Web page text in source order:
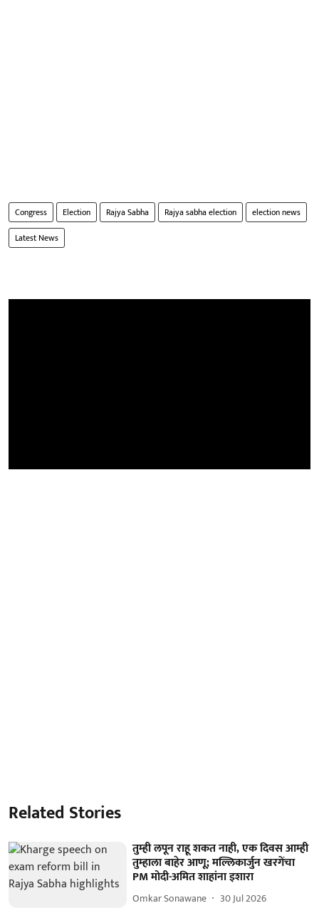
Congress Election Rajya Sabha Rajya sabha election
election news
Latest News
Related Stories
तुम्ही लपून राहू शकत नाही, एक दिवस आम्ही
तुम्हाला बाहेर आणू; मल्लिकार्जुन खरगेंचा
PM मोदी-अमित शाहांना इशारा
Omkar Sonawane 30 Jul 2026